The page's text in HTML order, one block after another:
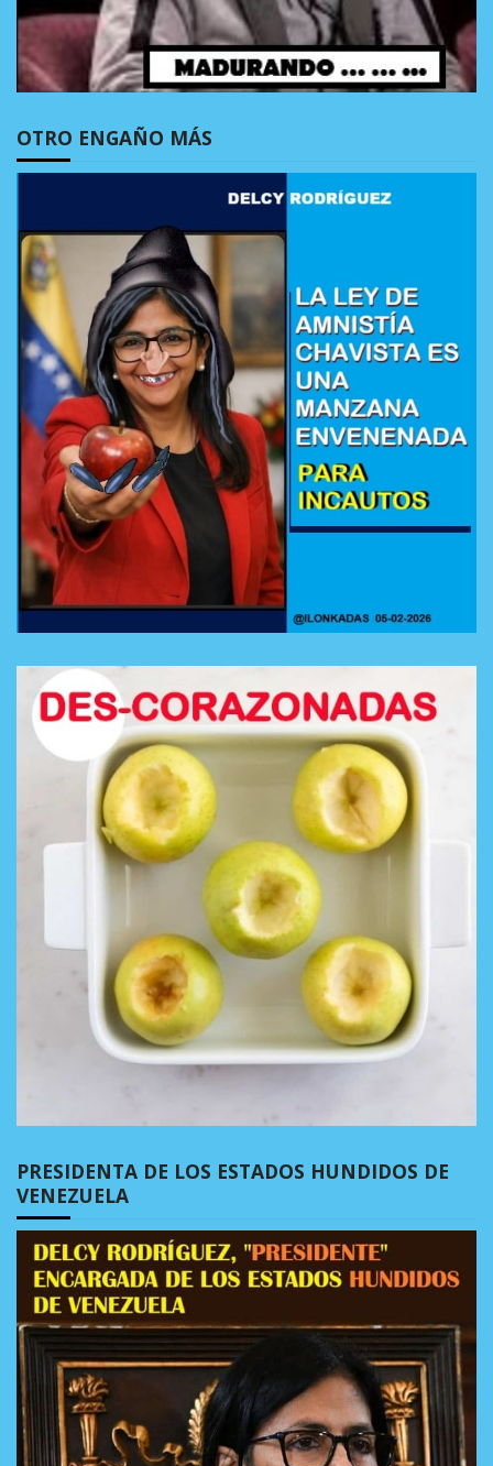
OTRO ENGAÑO MÁS
PRESIDENTA DE LOS ESTADOS HUNDIDOS DE
VENEZUELA